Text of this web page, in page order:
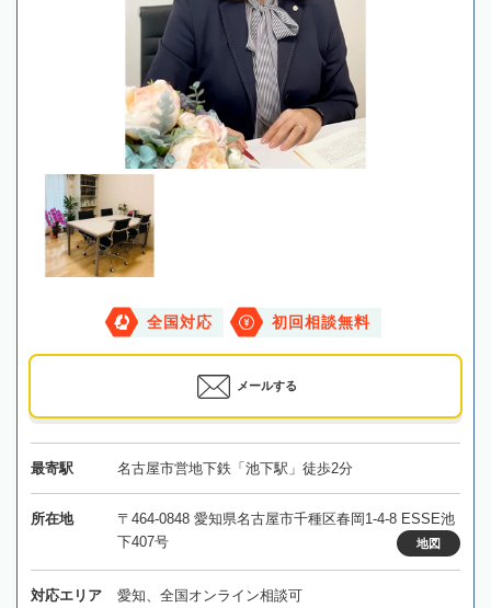
全国対応 初回相談無料
メールする
最寄駅 名古屋市営地下鉄「池下駅」徒歩2分
所在地
〒464-0848 愛知県名古屋市千種区春岡1-4-8 ESSE池
下407号
地図
対応エリア 愛知、全国オンライン相談可